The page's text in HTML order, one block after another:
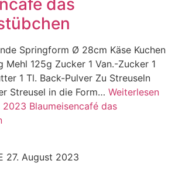
das
Springform Ø 28cm Käse Kuchen
Mehl 125g Zucker 1 Van.-Zucker 1
1 Tl. Back-Pulver Zu Streuseln
Streusel in die Form… Weiterlesen
2023 Blaumeisencafé das
27. August 2023